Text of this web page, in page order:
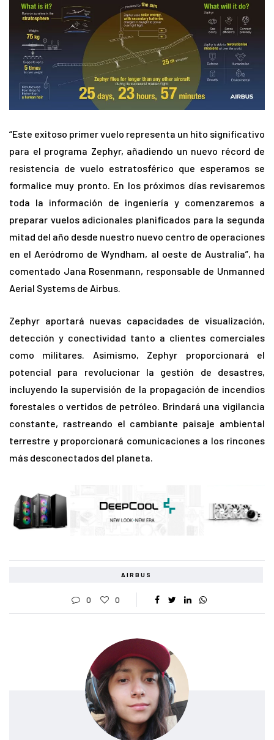
“Este exitoso primer vuelo representa un hito significativo
para el programa Zephyr, añadiendo un nuevo récord de
resistencia de vuelo estratosférico que esperamos se
formalice muy pronto. En los próximos días revisaremos
toda la información de ingeniería y comenzaremos a
preparar vuelos adicionales planificados para la segunda
mitad del año desde nuestro nuevo centro de operaciones
en el Aeródromo de Wyndham, al oeste de Australia”, ha
comentado Jana Rosenmann, responsable de Unmanned
Aerial Systems de Airbus.
Zephyr aportará nuevas capacidades de visualización,
detección y conectividad tanto a clientes comerciales
como militares. Asimismo, Zephyr proporcionará el
potencial para revolucionar la gestión de desastres,
incluyendo la supervisión de la propagación de incendios
forestales o vertidos de petróleo. Brindará una vigilancia
constante, rastreando el cambiante paisaje ambiental
terrestre y proporcionará comunicaciones a los rincones
más desconectados del planeta.
AIRBUS
0 0